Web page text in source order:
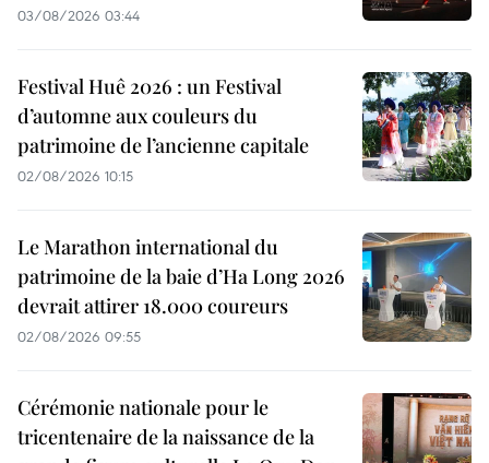
03/08/2026 03:44
Festival Huê 2026 : un Festival
d’automne aux couleurs du
patrimoine de l’ancienne capitale
02/08/2026 10:15
Le Marathon international du
patrimoine de la baie d’Ha Long 2026
devrait attirer 18.000 coureurs
02/08/2026 09:55
Cérémonie nationale pour le
tricentenaire de la naissance de la